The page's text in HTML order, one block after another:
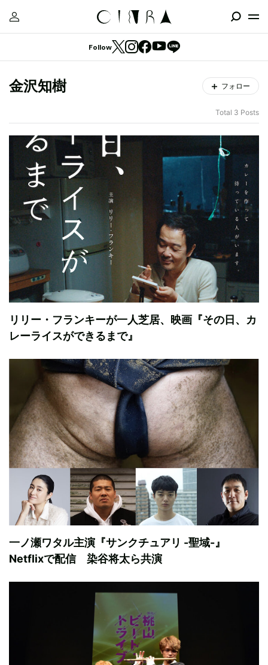
Follow
金沢知樹 フォロー
Total 3 Posts
リリー・フランキーが一人芝居、映画『その日、カ
レーライスができるまで』
一ノ瀬ワタル主演『サンクチュアリ -聖域-』
Netflixで配信 染谷将太ら共演